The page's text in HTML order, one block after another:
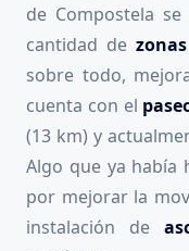
de Compostela
cantidad de
sobre todo,
cuenta con el
(13 km) y
Algo que ya había
por mejorar la
instalación de